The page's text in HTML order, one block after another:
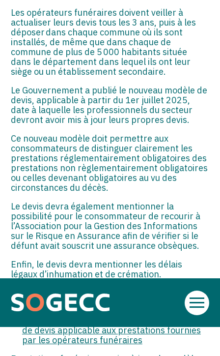
Aller
Les opérateurs funéraires doivent veiller à
actualiser leurs devis tous les 3 ans, puis à les
déposer dans chaque commune où ils sont
installés, de même que dans chaque de
commune de plus de 5 000 habitants située
dans le département dans lequel ils ont leur
siège ou un établissement secondaire.
Le Gouvernement a publié le nouveau modèle de
devis, applicable à partir du 1er juillet 2025,
date à laquelle les professionnels du secteur
devront avoir mis à jour leurs propres devis.
Ce nouveau modèle doit permettre aux
consommateurs de distinguer clairement les
prestations réglementairement obligatoires des
prestations non règlementairement obligatoires
ou celles devenant obligatoires au vu des
circonstances du décès.
Le devis devra également mentionner la
possibilité pour le consommateur de recourir à
l’Association pour la Gestion des Informations
sur le Risque en Assurance afin de vérifier si le
défunt avait souscrit une assurance obsèques.
Enfin, le devis devra mentionner les délais
légaux d’inhumation et de crémation.
Sources :
Arrêté du 11 février 2025 modifiant l’arrêté
de devis applicable aux prestations fournies
par les opérateurs funéraires